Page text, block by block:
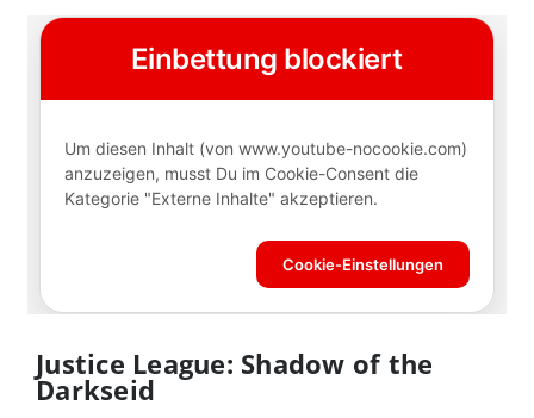
Justice League: Shadow of the
Darkseid